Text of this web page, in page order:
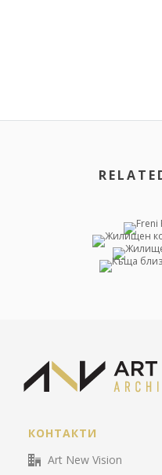
КОНТАКТИ
Art New Vision